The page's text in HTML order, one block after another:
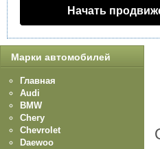
Начать
Марки автомобилей
Главная
Audi
BMW
Chery
Chevrolet
Daewoo